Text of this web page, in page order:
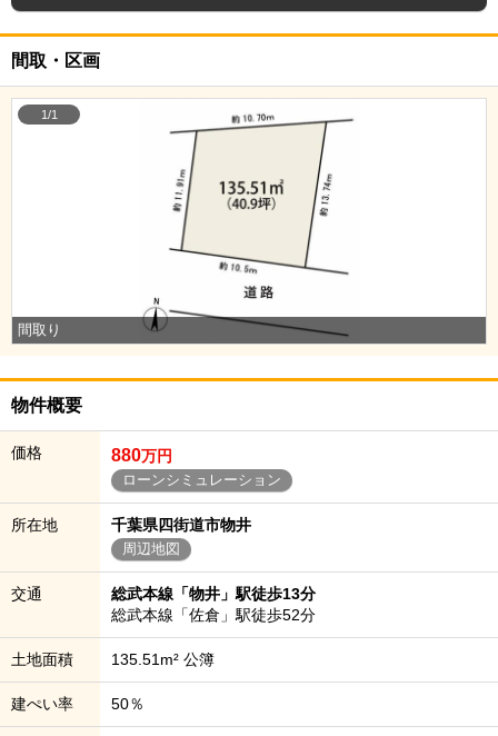
間取・区画
間取り
1/1
物件概要
価格 880万円
ローンシミュレーション
所在地 千葉県四街道市物井
周辺地図
交通
総武本線「物井」駅徒歩13分
総武本線「佐倉」駅徒歩52分
土地面積 135.51m² 公簿
建ぺい率 50％